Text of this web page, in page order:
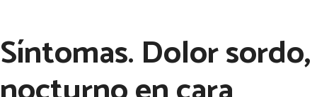
Síntomas. Dolor sordo,